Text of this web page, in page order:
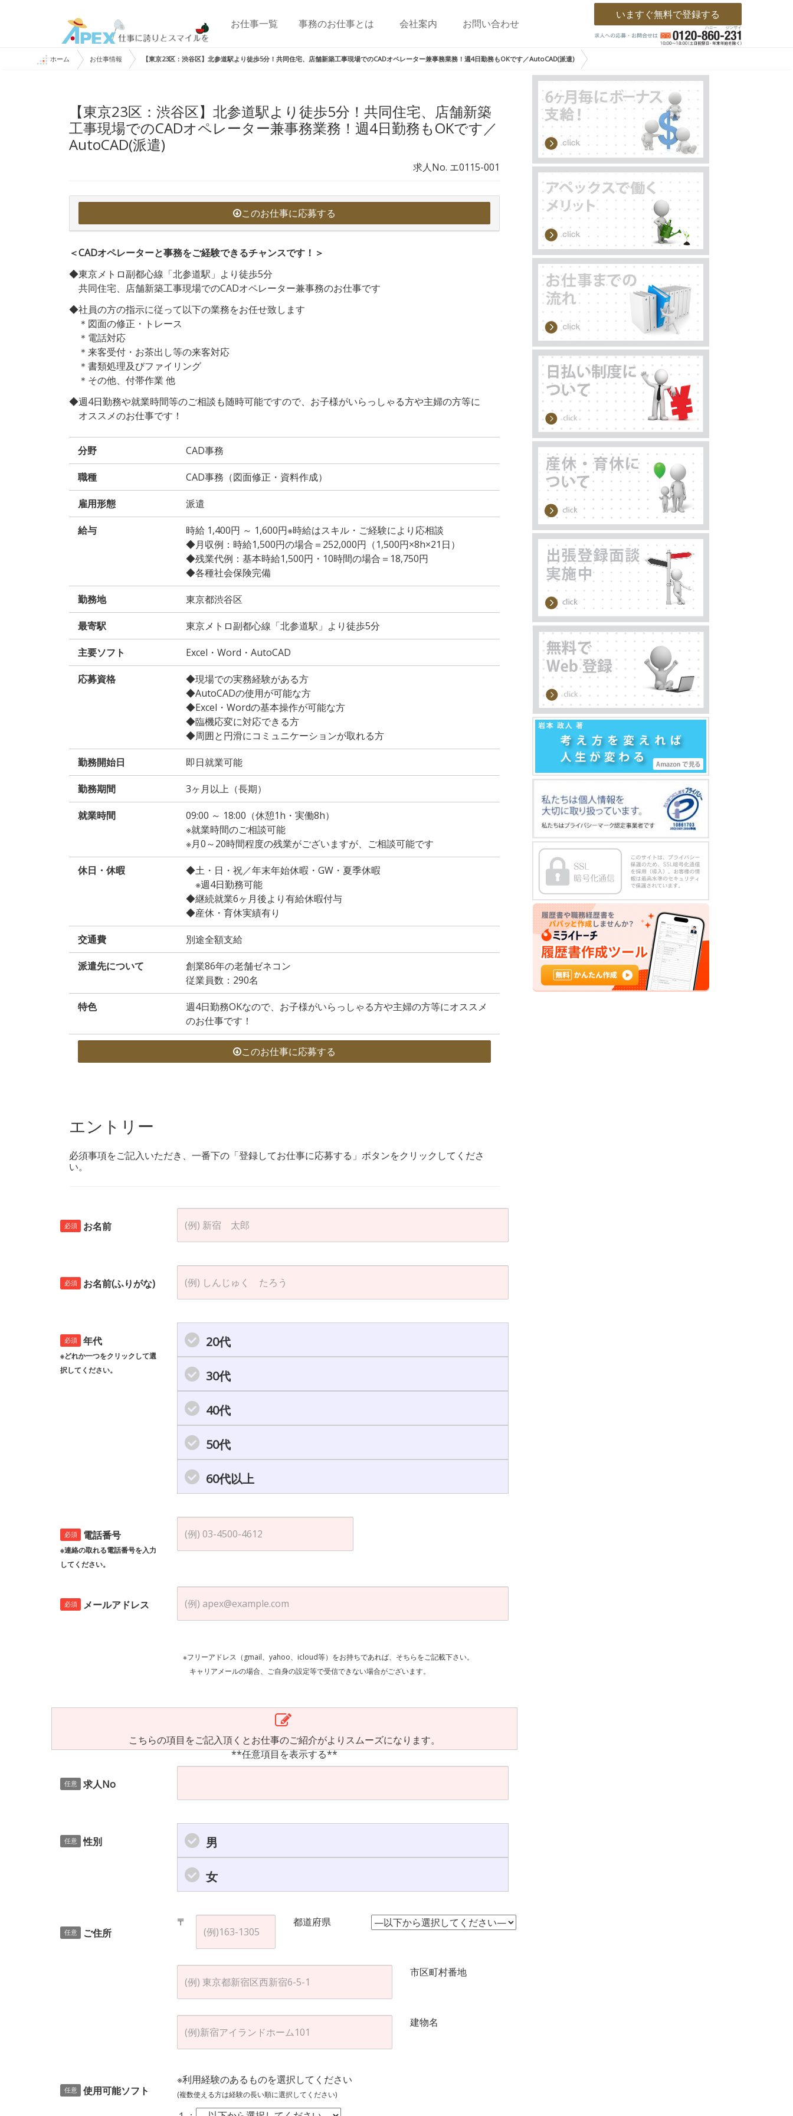
お仕事一覧 事務のお仕事とは 会社案内 お問い合わせ
いますぐ無料で登録する
ホーム お仕事情報 【東京23区：渋谷区】北参道駅より徒歩5分！共同住宅、店舗新築工事現場でのCADオペレーター兼事務業務！週4日勤務もOKです／AutoCAD(派遣)
【東京23区：渋谷区】北参道駅より徒歩5分！共同住宅、店舗新築
工事現場でのCADオペレーター兼事務業務！週4日勤務もOKです／
AutoCAD(派遣)
求人No. エ0115-001
このお仕事に応募する
＜CADオペレーターと事務をご経験できるチャンスです！＞
◆東京メトロ副都心線「北参道駅」より徒歩5分
共同住宅、店舗新築工事現場でのCADオペレーター兼事務のお仕事です
◆社員の方の指示に従って以下の業務をお任せ致します
＊図面の修正・トレース
＊電話対応
＊来客受付・お茶出し等の来客対応
＊書類処理及びファイリング
＊その他、付帯作業 他
◆週4日勤務や就業時間等のご相談も随時可能ですので、お子様がいらっしゃる方や主婦の方等に
オススメのお仕事です！
分野 CAD事務
職種 CAD事務（図面修正・資料作成）
雇用形態 派遣
給与
時給 1,400円 ～ 1,600円※時給はスキル・ご経験により応相談
◆月収例：時給1,500円の場合＝252,000円（1,500円×8h×21日）
◆残業代例：基本時給1,500円・10時間の場合＝18,750円
◆各種社会保険完備
勤務地 東京都渋谷区
最寄駅 東京メトロ副都心線「北参道駅」より徒歩5分
主要ソフト Excel・Word・AutoCAD
応募資格
◆現場での実務経験がある方
◆AutoCADの使用が可能な方
◆Excel・Wordの基本操作が可能な方
◆臨機応変に対応できる方
◆周囲と円滑にコミュニケーションが取れる方
勤務開始日 即日就業可能
勤務期間 3ヶ月以上（長期）
就業時間
09:00 ～ 18:00（休憩1h・実働8h）
※就業時間のご相談可能
※月0～20時間程度の残業がございますが、ご相談可能です
休日・休暇
◆土・日・祝／年末年始休暇・GW・夏季休暇
※週4日勤務可能
◆継続就業6ヶ月後より有給休暇付与
◆産休・育休実績有り
交通費 別途全額支給
派遣先について
創業86年の老舗ゼネコン
従業員数：290名
特色
週4日勤務OKなので、お子様がいらっしゃる方や主婦の方等にオススメ
のお仕事です！
このお仕事に応募する
エントリー
必須事項をご記入いただき、一番下の「登録してお仕事に応募する」ボタンをクリックしてくださ
い。
必須 お名前
必須 お名前(ふりがな)
必須 年代
※どれか一つをクリックして選
択してください。
20代
30代
40代
50代
60代以上
必須 電話番号
※連絡の取れる電話番号を入力
してください。
必須 メールアドレス
※フリーアドレス（gmail、yahoo、icloud等）をお持ちであれば、そちらをご記載下さい。
キャリアメールの場合、ご自身の設定等で受信できない場合がございます。
こちらの項目をご記入頂くとお仕事のご紹介がよりスムーズになります。
**任意項目を表示する**
任意 求人No
任意 性別 男
女
任意 ご住所
〒 都道府県
市区町村番地
建物名
任意 使用可能ソフト
※利用経験のあるものを選択してください
(複数使える方は経験の長い順に選択してください)